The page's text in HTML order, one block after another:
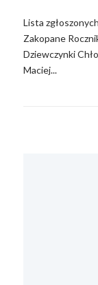
Lista
Zakopane
Dziewczynki
Maciej...